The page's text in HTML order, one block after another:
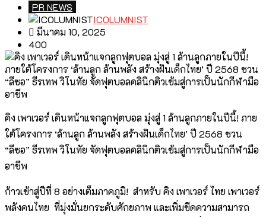
PR NEWS
ICOLUMNIST
มีนาคม 10, 2025
400
คิง เพาเวอร์ เดินหน้าแจกลูกฟุตบอล มุ่งสู่ 1 ล้านลูกภายในปีนี้! ภาย
ใต้โครงการ ‘ล้านลูก ล้านพลัง สร้างฝันเด็กไทย’ ปี 2568 ชวน
“ลีซอ” ธีรเทพ วิโนทัย จัดฟุตบอลคลินิกติวเข้มสู่การเป็นนักกีฬามือ
อาชีพ
ก้าวเข้าสู่ปีที่ 8 อย่างเต็มภาคภูมิ! สำหรับ คิง เพาเวอร์ ไทย เพาเวอร์
พลังคนไทย ที่มุ่งมั่นยกระดับศักยภาพ และเพิ่มขีดความสามารถ